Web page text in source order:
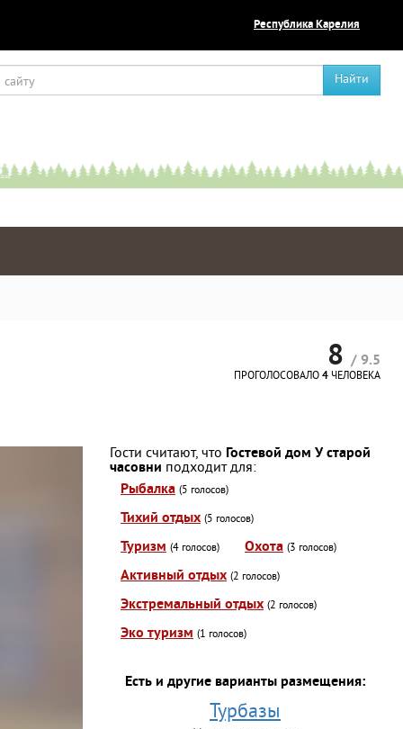
Республика Карелия
Найти
8 / 9.5
ПРОГОЛОСОВАЛО 4 ЧЕЛОВЕКА
Гости считают, что Гостевой дом У старой
часовни подходит для:
Рыбалка (5 голосов)
Тихий отдых (5 голосов)
Туризм (4 голосов) Охота (3 голосов)
Активный отдых (2 голосов)
Экстремальный отдых (2 голосов)
Эко туризм (1 голосов)
Есть и другие варианты размещения:
Турбазы